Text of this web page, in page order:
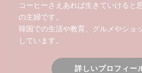
コーヒーさえあれば生きていけると
の主婦です。
韓国での生活や教育、グルメやショ
しています。
詳しいプロフィー